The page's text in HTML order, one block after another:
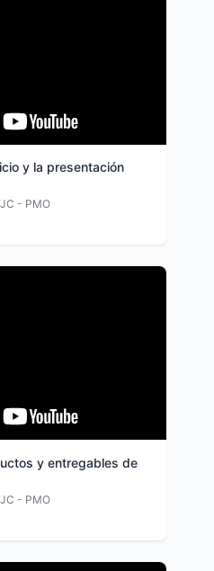
y la presentación
- PMO
y entregables de
- PMO